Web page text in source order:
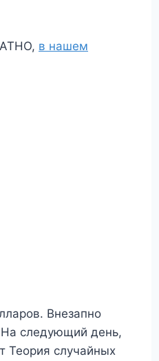
в нашем
Внезапно
На следующий день,
Теория случайных